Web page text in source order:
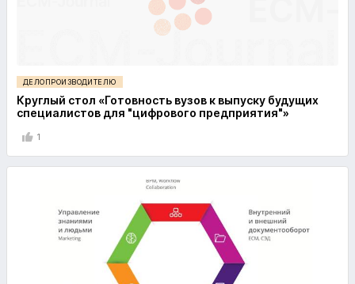
ДЕЛОПРОИЗВОДИТЕЛЮ
Круглый стол «Готовность вузов к выпуску будущих
специалистов для "цифрового предприятия"»
1